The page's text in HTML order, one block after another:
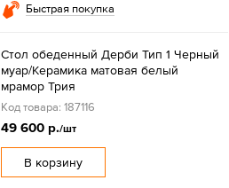
Быстрая покупка
Стол обеденный Дерби Тип 1 Черный
муар/Керамика матовая белый
мрамор Трия
Код товара: 187116
49 600 р./шт
В корзину